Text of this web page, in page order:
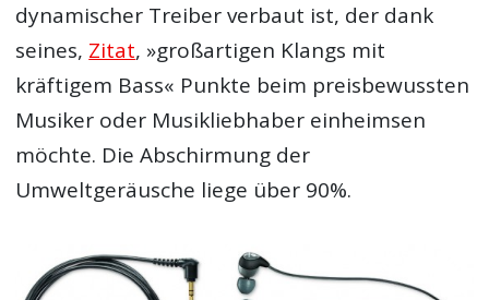
dynamischer Treiber verbaut ist, der dank
seines, Zitat, »großartigen Klangs mit
kräftigem Bass« Punkte beim preisbewussten
Musiker oder Musikliebhaber einheimsen
möchte. Die Abschirmung der
Umweltgeräusche liege über 90%.